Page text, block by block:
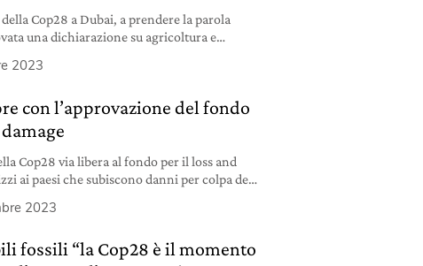
Cop28 a Dubai, a prendere la parola
una dichiarazione su agricoltura e
2023
con l’approvazione del fondo
Cop28 via libera al fondo per il loss and
ai paesi che subiscono danni per colpa del
2023
fossili “la Cop28 è il momento